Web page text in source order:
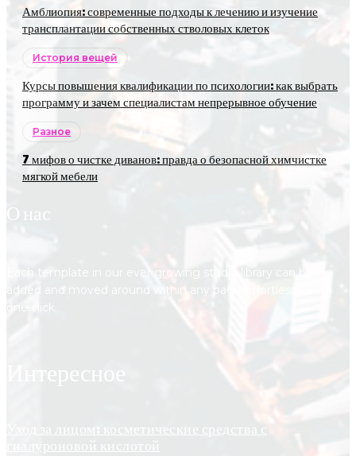
Амблиопия: современные подходы к лечению и изучение
трансплантации собственных стволовых клеток
История вещей
Курсы повышения квалификации по психологии: как выбрать
программу и зачем специалистам непрерывное обучение
Разное
7 мифов о чистке диванов: правда о безопасной химчистке
мягкой мебели
О нас
Each template in our ever growing studio library can be
added and moved around within any page effortlessly with
Интересное
Уход за лицом: косметические средства с
гиалуроновой кислотой